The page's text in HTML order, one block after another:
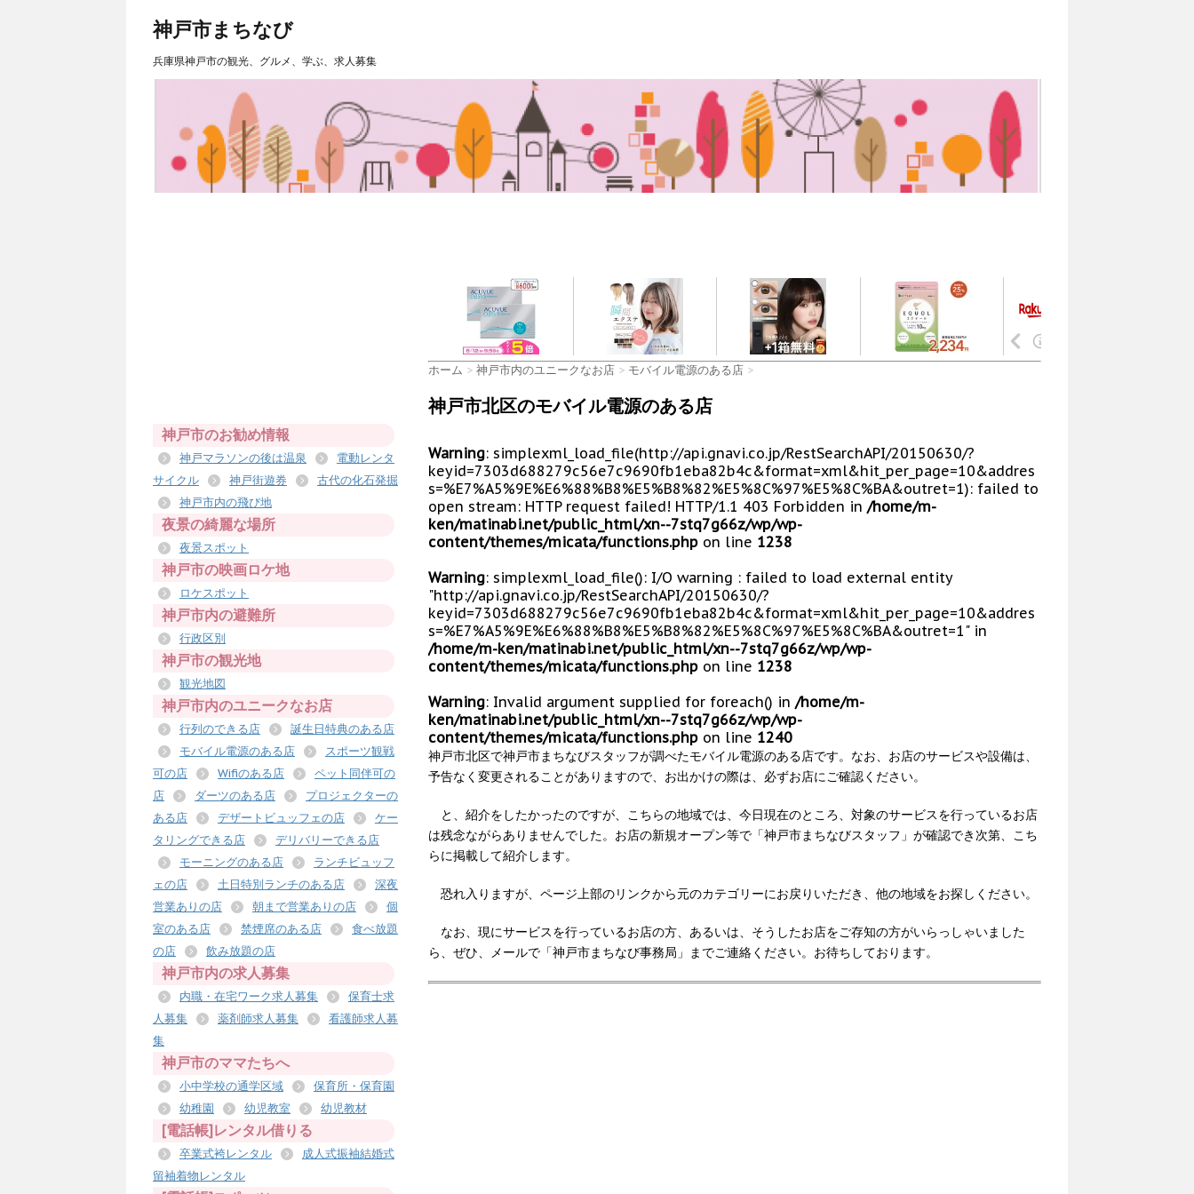
神戸市まちなび
兵庫県神戸市の観光、グルメ、学ぶ、求人募集
ホーム > 神戸市内のユニークなお店 > モバイル電源のある店 >
神戸市北区のモバイル電源のある店
Warning: simplexml_load_file(http://api.gnavi.co.jp/RestSearchAPI/20150630/?
keyid=7303d688279c56e7c9690fb1eba82b4c&format=xml&hit_per_page=10&addres
s=%E7%A5%9E%E6%88%B8%E5%B8%82%E5%8C%97%E5%8C%BA&outret=1): failed to
open stream: HTTP request failed! HTTP/1.1 403 Forbidden in /home/m-
ken/matinabi.net/public_html/xn--7stq7g66z/wp/wp-
content/themes/micata/functions.php on line 1238
Warning: simplexml_load_file(): I/O warning : failed to load external entity
"http://api.gnavi.co.jp/RestSearchAPI/20150630/?
keyid=7303d688279c56e7c9690fb1eba82b4c&format=xml&hit_per_page=10&addres
s=%E7%A5%9E%E6%88%B8%E5%B8%82%E5%8C%97%E5%8C%BA&outret=1" in
/home/m-ken/matinabi.net/public_html/xn--7stq7g66z/wp/wp-
content/themes/micata/functions.php on line 1238
Warning: Invalid argument supplied for foreach() in /home/m-
ken/matinabi.net/public_html/xn--7stq7g66z/wp/wp-
content/themes/micata/functions.php on line 1240
神戸市北区で神戸市まちなびスタッフが調べたモバイル電源のある店です。なお、お店のサービスや設備は、
予告なく変更されることがありますので、お出かけの際は、必ずお店にご確認ください。
と、紹介をしたかったのですが、こちらの地域では、今日現在のところ、対象のサービスを行っているお店
は残念ながらありませんでした。お店の新規オープン等で「神戸市まちなびスタッフ」が確認でき次第、こち
らに掲載して紹介します。
恐れ入りますが、ページ上部のリンクから元のカテゴリーにお戻りいただき、他の地域をお探しください。
なお、現にサービスを行っているお店の方、あるいは、そうしたお店をご存知の方がいらっしゃいました
ら、ぜひ、メールで「神戸市まちなび事務局」までご連絡ください。お待ちしております。
神戸市のお勧め情報
神戸マラソンの後は温泉
電動レンタ
サイクル
神戸街遊券
古代の化石発掘
神戸市内の飛び地
夜景の綺麗な場所
夜景スポット
神戸市の映画ロケ地
ロケスポット
神戸市内の避難所
行政区別
神戸市の観光地
観光地図
神戸市内のユニークなお店
行列のできる店
誕生日特典のある店
モバイル電源のある店
スポーツ観戦
可の店
Wifiのある店
ペット同伴可の
店
ダーツのある店
プロジェクターの
ある店
デザートビュッフェの店
ケー
タリングできる店
デリバリーできる店
モーニングのある店
ランチビュッフ
ェの店
土日特別ランチのある店
深夜
営業ありの店
朝まで営業ありの店
個
室のある店
禁煙席のある店
食べ放題
の店
飲み放題の店
神戸市内の求人募集
内職・在宅ワーク求人募集
保育士求
人募集
薬剤師求人募集
看護師求人募
集
神戸市のママたちへ
小中学校の通学区域
保育所・保育園
幼稚園
幼児教室 幼児教材
[電話帳]レンタル借りる
卒業式袴レンタル
成人式振袖結婚式
留袖着物レンタル